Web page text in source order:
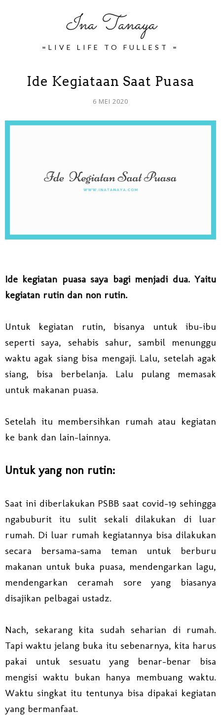
Ina Tanaya
=LIVE LIFE TO FULLEST =
Ide Kegiataan Saat Puasa
6 MEI 2020
Ide kegiatan puasa saya bagi menjadi dua. Yaitu
kegiatan rutin dan non rutin.
Untuk kegiatan rutin, bisanya untuk ibu-ibu
seperti saya, sehabis sahur, sambil menunggu
waktu agak siang bisa mengaji. Lalu, setelah agak
siang, bisa berbelanja. Lalu pulang memasak
untuk makanan puasa.
Setelah itu membersihkan rumah atau kegiatan
ke bank dan lain-lainnya.
Untuk yang non rutin:
Saat ini diberlakukan PSBB saat covid-19 sehingga
ngabuburit itu sulit sekali dilakukan di luar
rumah. Di luar rumah kegiatannya bisa dilakukan
secara bersama-sama teman untuk berburu
makanan untuk buka puasa, mendengarkan lagu,
mendengarkan ceramah sore yang biasanya
disajikan pelbagai ustadz.
Nach, sekarang kita sudah seharian di rumah.
Tapi waktu jelang buka itu sebenarnya, kita harus
pakai untuk sesuatu yang benar-benar bisa
mengisi waktu bukan hanya membuang waktu.
Waktu singkat itu tentunya bisa dipakai kegiatan
yang bermanfaat.